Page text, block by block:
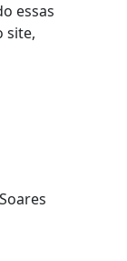
essas
site,